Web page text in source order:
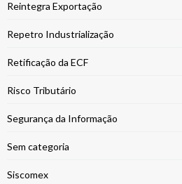
Reintegra Exportação
Repetro Industrialização
Retificação da ECF
Risco Tributário
Segurança da Informação
Sem categoria
Siscomex